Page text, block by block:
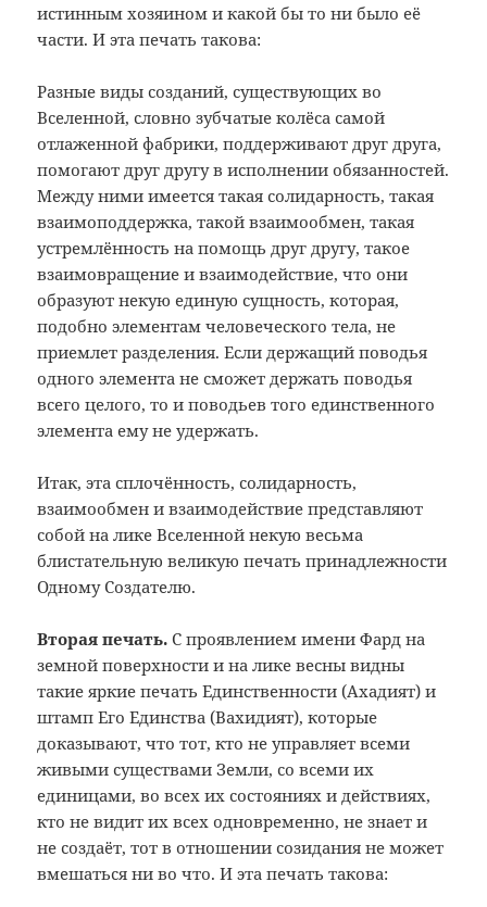
истинным хозяином и какой бы то ни было её
части. И эта печать такова:
Разные виды созданий, существующих во
Вселенной, словно зубчатые колёса самой
отлаженной фабрики, поддерживают друг друга,
помогают друг другу в исполнении обязанностей.
Между ними имеется такая солидарность, такая
взаимоподдержка, такой взаимообмен, такая
устремлённость на помощь друг другу, такое
взаимовращение и взаимодействие, что они
образуют некую единую сущность, которая,
подобно элементам человеческого тела, не
приемлет разделения. Если держащий поводья
одного элемента не сможет держать поводья
всего целого, то и поводьев того единственного
элемента ему не удержать.
Итак, эта сплочённость, солидарность,
взаимообмен и взаимодействие представляют
собой на лике Вселенной некую весьма
блистательную великую печать принадлежности
Одному Создателю.
Вторая печать.С проявлением имени Фард на
земной поверхности и на лике весны видны
такие яркие печать Единственности (Ахадият) и
штамп Его Единства (Вахидият), которые
доказывают, что тот, кто не управляет всеми
живыми существами Земли, со всеми их
единицами, во всех их состояниях и действиях,
кто не видит их всех одновременно, не знает и
не создаёт, тот в отношении созидания не может
вмешаться ни во что. И эта печать такова: